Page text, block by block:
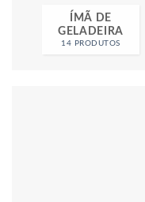
ÍMÃ DE
GELADEIRA
14 PRODUTOS